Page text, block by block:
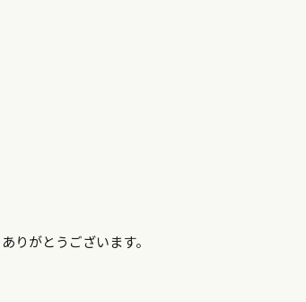
りがとうございます。